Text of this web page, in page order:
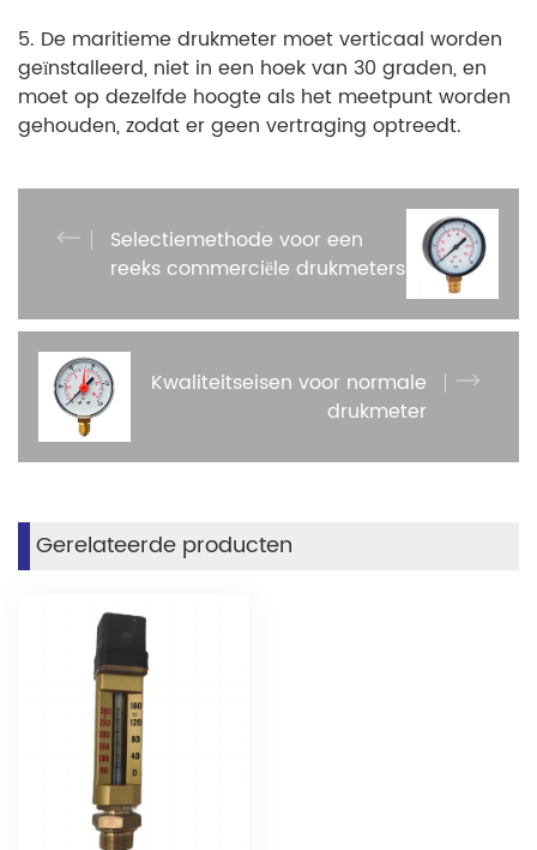
5. De maritieme drukmeter moet verticaal worden
geïnstalleerd, niet in een hoek van 30 graden, en
moet op dezelfde hoogte als het meetpunt worden
gehouden, zodat er geen vertraging optreedt.
Selectiemethode voor een
reeks commerciële drukmeters
Kwaliteitseisen voor normale
drukmeter
Gerelateerde producten